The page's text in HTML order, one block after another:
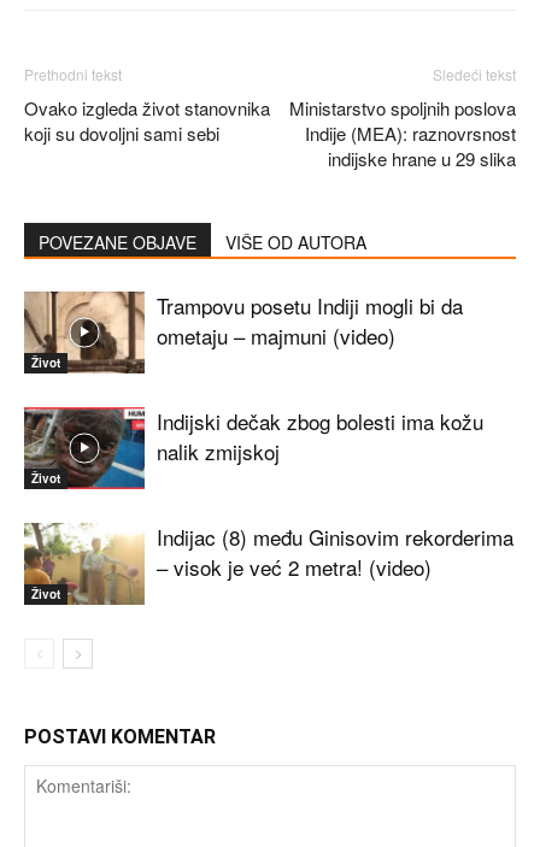
Prethodni tekst
Ovako izgleda život stanovnika
koji su dovoljni sami sebi
Sledeći tekst
Ministarstvo spoljnih poslova
Indije (MEA): raznovrsnost
indijske hrane u 29 slika
POVEZANE OBJAVE VIŠE OD AUTORA
Život
Trampovu posetu Indiji mogli bi da
ometaju – majmuni (video)
Život
Indijski dečak zbog bolesti ima kožu
nalik zmijskoj
Život
Indijac (8) među Ginisovim rekorderima
– visok je već 2 metra! (video)
POSTAVI KOMENTAR